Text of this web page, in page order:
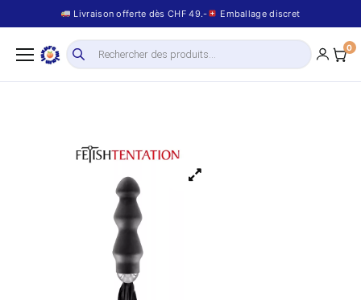
Livraison offerte dès CHF 49.- Emballage discret
0